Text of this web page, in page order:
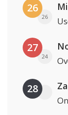
26
26
27
24
28